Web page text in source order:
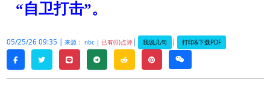
“自卫打击”。
05/25/26 09:35 | 来源： nbc | 已有(0)点评| 我说几句 | 打印&下载PDF
facebooktwitterline telegramreddit pinterestweixin